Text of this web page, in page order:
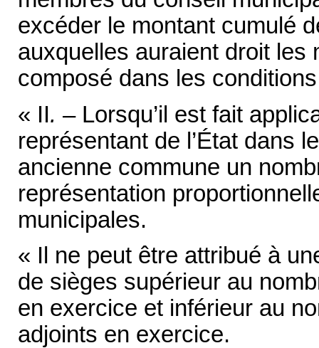
excéder le montant cumulé
auxquelles auraient droit les
composé dans les
« II. – Lorsqu’il est fait
représentant de l’État dans
ancienne commune un
représentation
municipales.
« Il ne peut être attribué à
de sièges supérieur au
en exercice et inférieur au
adjoints en exercice.